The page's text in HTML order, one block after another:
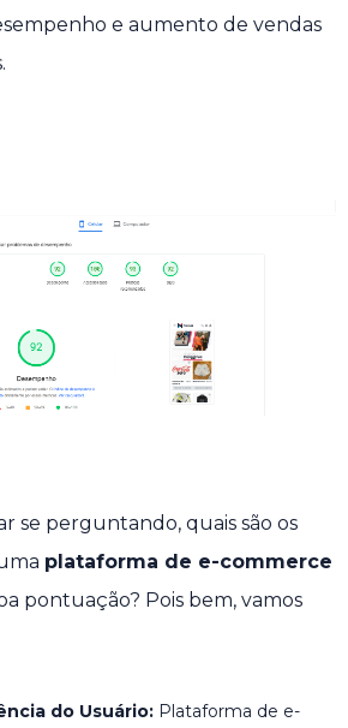
e aumento de vendas
se perguntando, quais são os
plataforma de e-commerce
pontuação? Pois bem, vamos
do Usuário: Plataforma de e-